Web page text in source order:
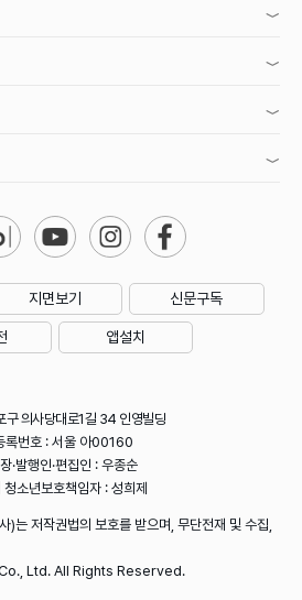
지면보기 신문구독
앱설치
구 의사당대로1길 34 인영빌딩
번호 : 서울 아00160
발행인·편집인 : 우종순
소년보호책임자 : 성희제
)는 저작권법의 보호를 받으며, 무단전재 및 수집,
Ltd. All Rights Reserved.